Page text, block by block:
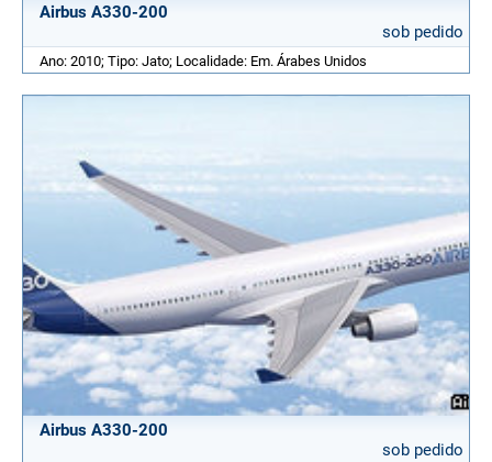
Airbus A330-200
sob pedido
Ano: 2010; Tipo: Jato; Localidade: Em. Árabes Unidos
Airbus A330-200
sob pedido